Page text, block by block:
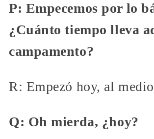
P: Empecemos por lo
¿Cuánto tiempo lleva
campamento?
R: Empezó hoy, al
Q: Oh mierda, ¿hoy?